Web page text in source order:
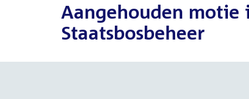
Aangehouden motie
Staatsbosbeheer